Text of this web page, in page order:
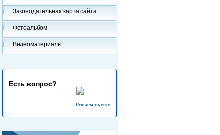
Законодательная карта сайта
Фотоальбом
Видеоматериалы
Есть вопрос?
Решаем вместе